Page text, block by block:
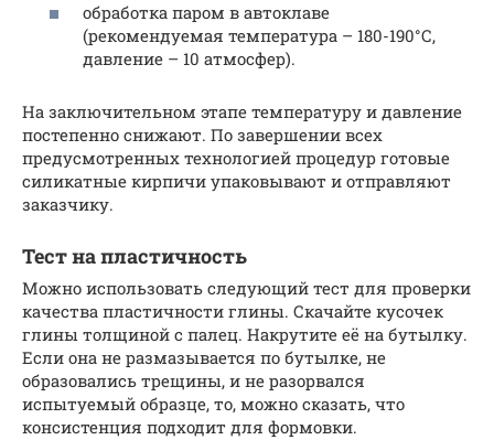
обработка паром в автоклаве
(рекомендуемая температура – 180-190°С,
давление – 10 атмосфер).
На заключительном этапе температуру и давление
постепенно снижают. По завершении всех
предусмотренных технологией процедур готовые
силикатные кирпичи упаковывают и отправляют
заказчику.
Тест на пластичность
Можно использовать следующий тест для проверки
качества пластичности глины. Скачайте кусочек
глины толщиной с палец. Накрутите её на бутылку.
Если она не размазывается по бутылке, не
образовались трещины, и не разорвался
испытуемый образце, то, можно сказать, что
консистенция подходит для формовки.